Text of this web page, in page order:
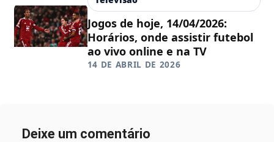
Jogos de hoje, 14/04/2026:
Horários, onde assistir futebol
ao vivo online e na TV
14 DE ABRIL DE 2026
Deixe um comentário